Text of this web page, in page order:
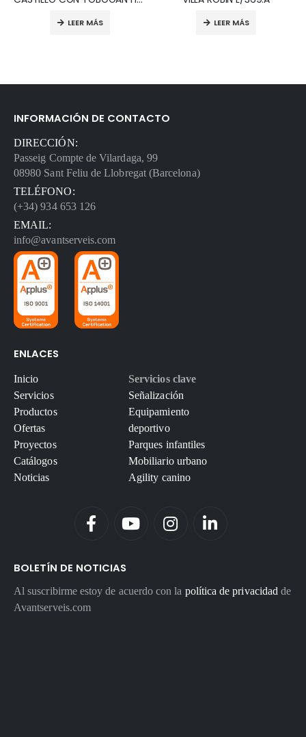
LEER MÁS LEER MÁS
INFORMACIÓN DE CONTACTO
DIRECCIÓN:
Passeig Compte de Vilardaga, 99
08980 Sant Feliu de Llobregat (Barcelona)
TELÉFONO:
(+34) 934 653 126
EMAIL:
info@avantserveis.com
ENLACES
Inicio
Servicios
Productos
Ofertas
Proyectos
Catálogos
Noticias
Servicios clave
Señalización
Equipamiento
deportivo
Parques infantiles
Mobiliario urbano
Agility canino
BOLETÍN DE NOTICIAS
Al suscribirme estoy de acuerdo con la política de privacidad de
Avantserveis.com